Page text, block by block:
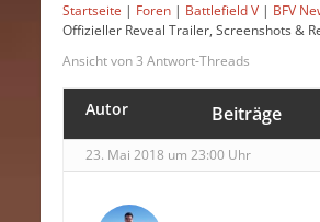
Startseite | Foren | Battlefield V | BFV
Offizieller Reveal Trailer, Screenshots &
Ansicht von 3 Antwort-Threads
Autor Beiträge
23. Mai 2018 um 23:00 Uhr